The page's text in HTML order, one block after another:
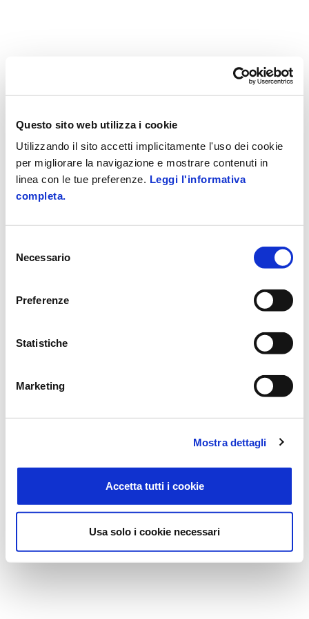
Questo sito web utilizza i cookie
Utilizzando il sito accetti implicitamente l'uso dei cookie
per migliorare la navigazione e mostrare contenuti in
linea con le tue preferenze. Leggi l'informativa
completa.
delNecessario
Preferenze
Statistiche
Marketing
Mostra dettagli
Accetta tutti i cookie
Usa solo i cookie necessari